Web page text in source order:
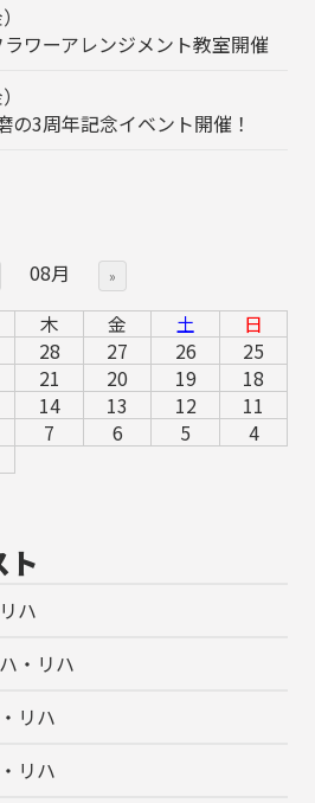
ワーアレンジメント教室開催
の3周年記念イベント開催！
08月 »
木 金 土
日
28 27 26
25
21 20 19
18
14 13 12
11
7 6 5
4
ト
ハ
・リハ
リハ
リハ